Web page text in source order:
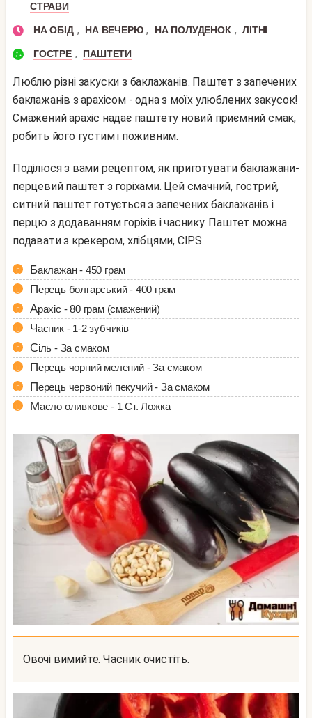
СТРАВИ
НА ОБІД , НА ВЕЧЕРЮ , НА ПОЛУДЕНОК , ЛІТНІ
ГОСТРЕ , ПАШТЕТИ
Люблю різні закуски з баклажанів. Паштет з запечених
баклажанів з арахісом - одна з моїх улюблених закусок!
Смажений арахіс надає паштету новий приємний смак,
робить його густим і поживним.
Поділюся з вами рецептом, як приготувати баклажани-
перцевий паштет з горіхами. Цей смачний, гострий,
ситний паштет готується з запечених баклажанів і
перцю з додаванням горіхів і часнику. Паштет можна
подавати з крекером, хлібцями, CIPS.
Баклажан - 450 грам
Перець болгарський - 400 грам
Арахіс - 80 грам (смажений)
Часник - 1-2 зубчиків
Сіль - За смаком
Перець чорний мелений - За смаком
Перець червоний пекучий - За смаком
Масло оливкове - 1 Ст. Ложка
Овочі вимийте. Часник очистіть.